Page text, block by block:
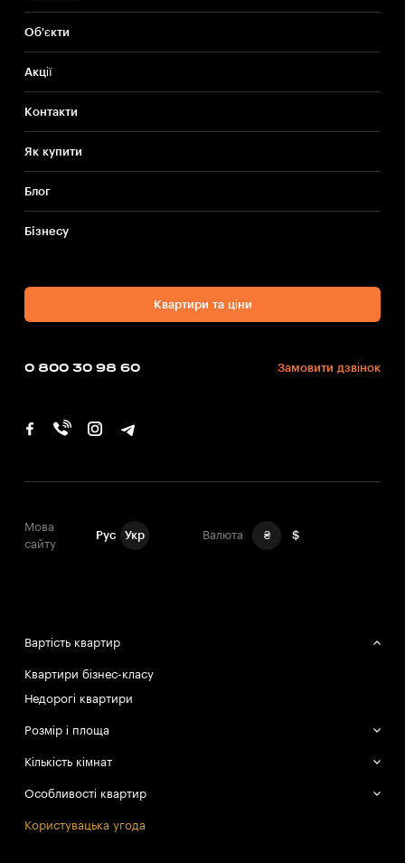
Об'єкти
Акції
Контакти
Як купити
Блог
Бiзнесу
Квартири та ціни
0 800 30 98 60 Замовити дзвінок
Мова
сайту
Рус Укр Валюта ₴ $
Вартість квартир
Квартири бізнес-класу
Недорогі квартири
Розмір і площа
Великі квартири
Маленькі квартири
Кількість кімнат
Однокімнатні квартири
Особливості квартир
Смарт-квартири
Користувацька угода